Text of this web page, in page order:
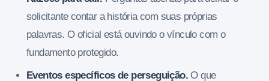
solicitante contar a história com suas próprias
palavras. O oficial está ouvindo o vínculo com o
fundamento protegido.
Eventos específicos de perseguição. O que